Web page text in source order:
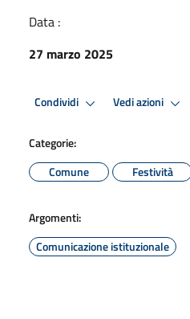
Data :
27 marzo 2025
Condividi Vedi azioni
Categorie:
Comune
Festività
Argomenti:
Comunicazione istituzionale